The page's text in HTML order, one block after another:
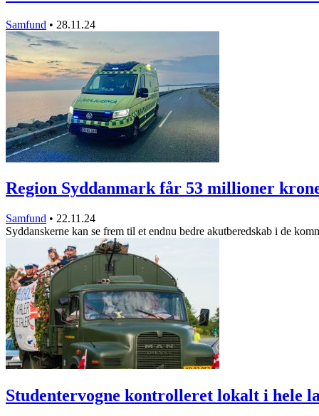
Samfund • 28.11.24
Region Syddanmark får 53 millioner
Samfund • 22.11.24
Syddanskerne kan se frem til et endnu bedre akutberedskab i de
Studentervogne kontrolleret lokalt i hele